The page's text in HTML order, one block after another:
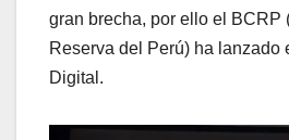
gran brecha, por ello el BCRP
Reserva del Perú) ha lanzado
Digital.